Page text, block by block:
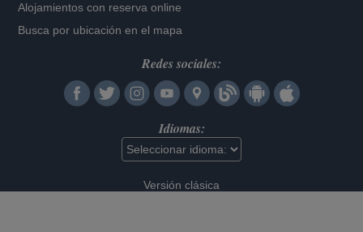
Alojamientos con reserva online
Busca por ubicación en el mapa
Redes sociales:
Idiomas:
Versión clásica